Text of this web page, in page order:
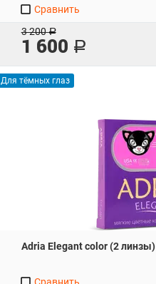
3 200 Р
1 600 Р
Сравнить
Для тёмных глаз
Adria Elegant color (2 линзы)